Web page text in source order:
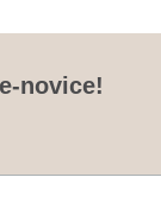
novice!